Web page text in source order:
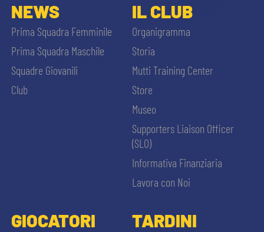
NEWS
Prima Squadra Femminile
Prima Squadra Maschile
Squadre Giovanili
Club
IL CLUB
Organigramma
Storia
Mutti Training Center
Store
Museo
Supporters Liaison Officer
(SLO)
Informativa Finanziaria
Lavora con Noi
GIOCATORI TARDINI
ACCETTA E SALVA